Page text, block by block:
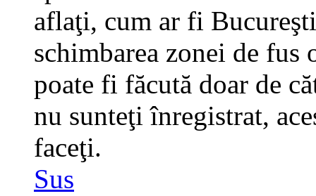
aflaţi, cum ar fi
schimbarea zonei de fus
poate fi făcută doar de
nu sunteţi înregistrat,
faceţi.
Sus